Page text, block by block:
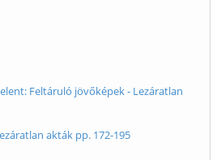
Feltáruló jövőképek - Lezáratlan
akták pp. 172-195